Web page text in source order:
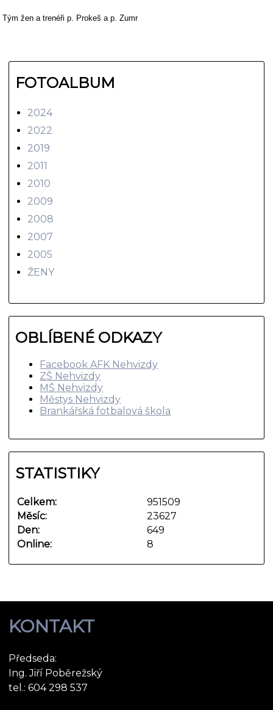
Tým žen a trenéři p. Prokeš a p. Zumr
FOTOALBUM
2024
2022
2019
2011
2010
2009
2008
2007
2005
ŽENY
OBLÍBENÉ ODKAZY
Facebook AFK Nehvizdy
ZŠ Nehvizdy
MŠ Nehvizdy
Městys Nehvizdy
Brankářská fotbalová škola
STATISTIKY
Online: 8
Celkem:
951509
Měsíc:
23627
Den:
649
KONTAKT
Předseda:
Ing. Jiří Poběrežský
tel.: 604 298 537